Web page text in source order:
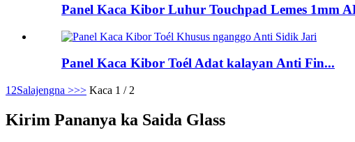
Panel Kaca Kibor Luhur Touchpad Lemes 1mm
Panel Kaca Kibor Toél Adat kalayan Anti Fin...
1 2Salajengna >>> Kaca 1 / 2
Kirim Pananya ka Saida Glass